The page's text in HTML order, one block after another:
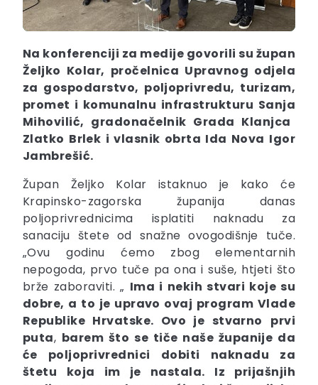
Na konferenciji za medije govorili su župan
Željko Kolar, pročelnica Upravnog odjela
za gospodarstvo, poljoprivredu, turizam,
promet i komunalnu infrastrukturu Sanja
Mihovilić, gradonačelnik Grada Klanjca
Zlatko Brlek i vlasnik obrta Ida Nova Igor
Jambrešić.
Župan Željko Kolar istaknuo je kako će
Krapinsko-zagorska županija danas
poljoprivrednicima isplatiti naknadu za
sanaciju štete od snažne ovogodišnje tuče.
„Ovu godinu ćemo zbog elementarnih
nepogoda, prvo tuče pa ona i suše, htjeti što
brže zaboraviti. „ Ima i nekih stvari koje su
dobre, a to je upravo ovaj program Vlade
Republike Hrvatske. Ovo je stvarno
prvi
puta, barem što se tiče naše županije da
će poljoprivrednici dobiti naknadu za
štetu koja im je nastala. Iz prijašnjih